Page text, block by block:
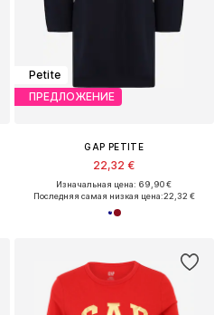
Petite
ПРЕДЛОЖЕНИЕ
GAP PETITE
22,32 €
Изначальная цена: 69,90 €
Последняя самая низкая цена:22,32 €